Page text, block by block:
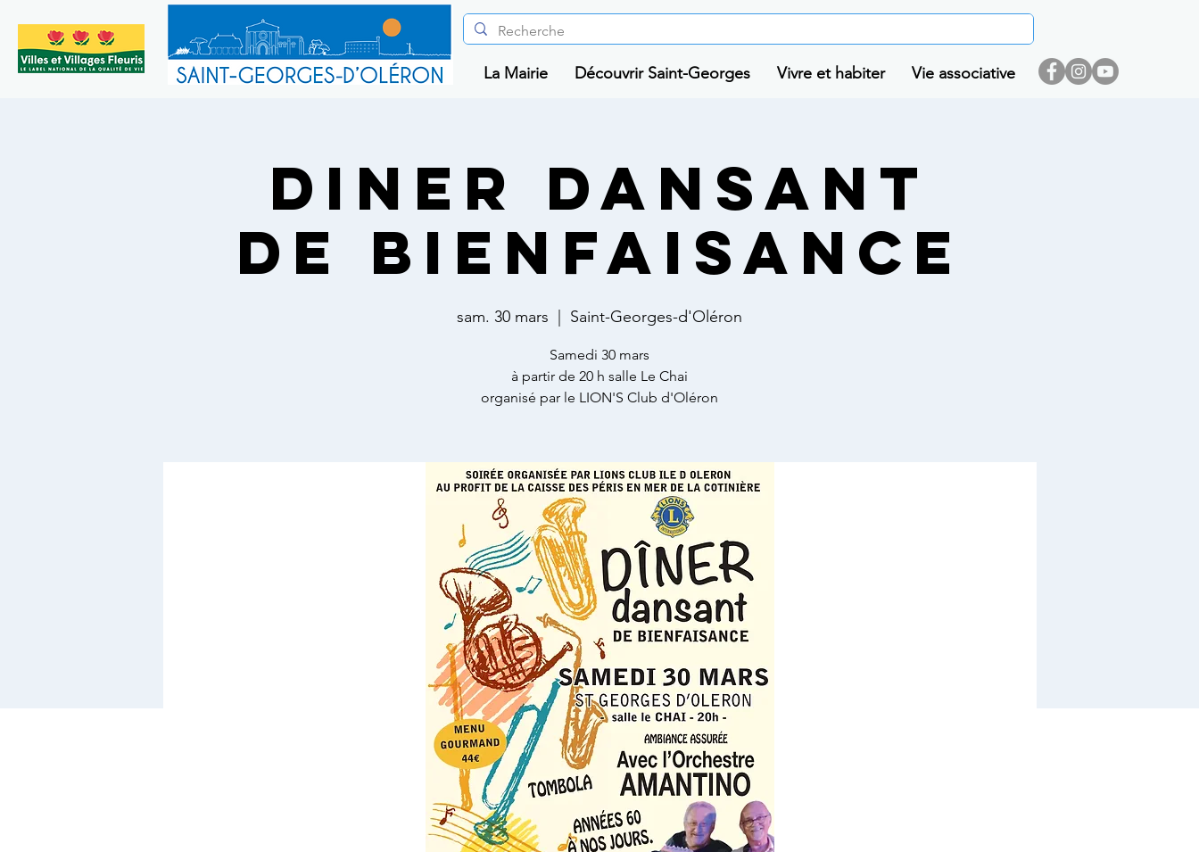
La Mairie Découvrir Saint-Georges Vivre et habiter Vie associative
DINER DANSANT
DE BIENFAISANCE
sam. 30 mars Saint-Georges-d'Oléron
Samedi 30 mars
à partir de 20 h salle Le Chai
organisé par le LION'S Club d'Oléron